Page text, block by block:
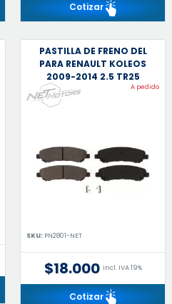
Cotizar
PASTILLA DE FRENO DEL
PARA RENAULT KOLEOS
2009-2014 2.5 TR25
A pedido
SKU: PN2801-NET
$18.000 incl. IVA 19%
Cotizar